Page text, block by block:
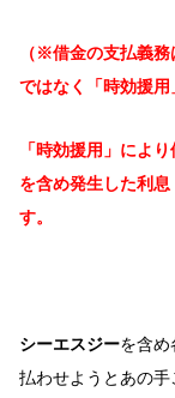
（※借金の支払義
ではなく「時効援用
「時効援用」によ
を含め発生した利
す。
シーエスジーを含め
払わせようとあの手